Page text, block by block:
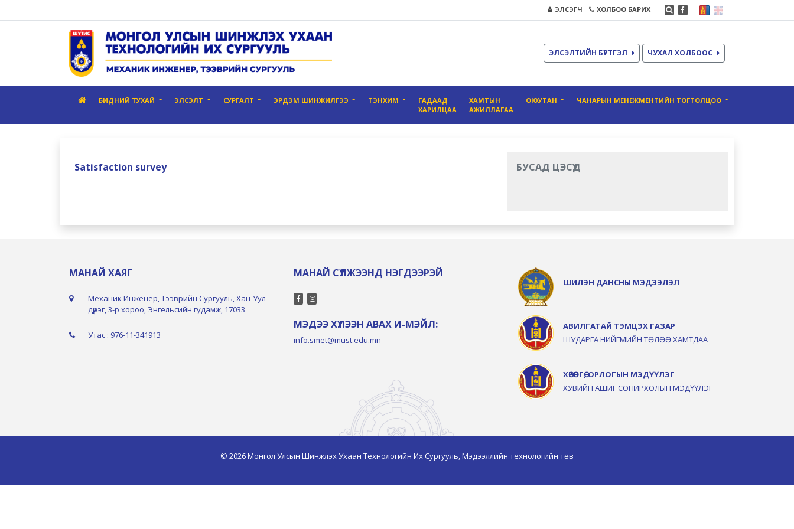
ЭЛСЭГЧ ХОЛБОО БАРИХ
ЭЛСЭЛТИЙН БҮРТГЭЛ ЧУХАЛ ХОЛБООС
БИДНИЙ ТУХАЙ ЭЛСЭЛТ СУРГАЛТ ЭРДЭМ ШИНЖИЛГЭЭ ТЭНХИМ
ГАДААД
ХАРИЛЦАА
ХАМТЫН
АЖИЛЛАГАА
ОЮУТАН ЧАНАРЫН МЕНЕЖМЕНТИЙН ТОГТОЛЦОО
Satisfaction survey БУСАД ЦЭСҮҮД
МАНАЙ ХАЯГ
Механик Инженер, Тээврийн Сургууль, Хан-Уул
дүүрэг, 3-р хороо, Энгельсийн гудамж, 17033
Утас : 976-11-341913
МАНАЙ СҮЛЖЭЭНД НЭГДЭЭРЭЙ
МЭДЭЭ ХҮЛЭЭН АВАХ И-МЭЙЛ:
info.smet@must.edu.mn
ШИЛЭН ДАНСНЫ МЭДЭЭЛЭЛ
АВИЛГАТАЙ ТЭМЦЭХ ГАЗАР
ШУДАРГА НИЙГМИЙН ТӨЛӨӨ ХАМТДАА
ХӨРӨНГӨ, ОРЛОГЫН МЭДҮҮЛЭГ
ХУВИЙН АШИГ СОНИРХОЛЫН МЭДҮҮЛЭГ
© 2026 Монгол Улсын Шинжлэх Ухаан Технологийн Их Сургууль, Мэдээллийн технологийн төв